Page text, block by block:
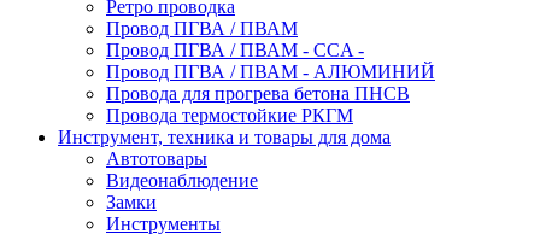
Ретро проводка
Провод ПГВА / ПВАМ
Провод ПГВА / ПВАМ - CCA -
Провод ПГВА / ПВАМ - АЛЮМИНИЙ
Провода для прогрева бетона ПНСВ
Провода термостойкие РКГМ
Инструмент, техника и товары для дома
Автотовары
Видеонаблюдение
Замки
Инструменты